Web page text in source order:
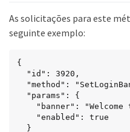
As solicitações para este
seguinte exemplo:
{